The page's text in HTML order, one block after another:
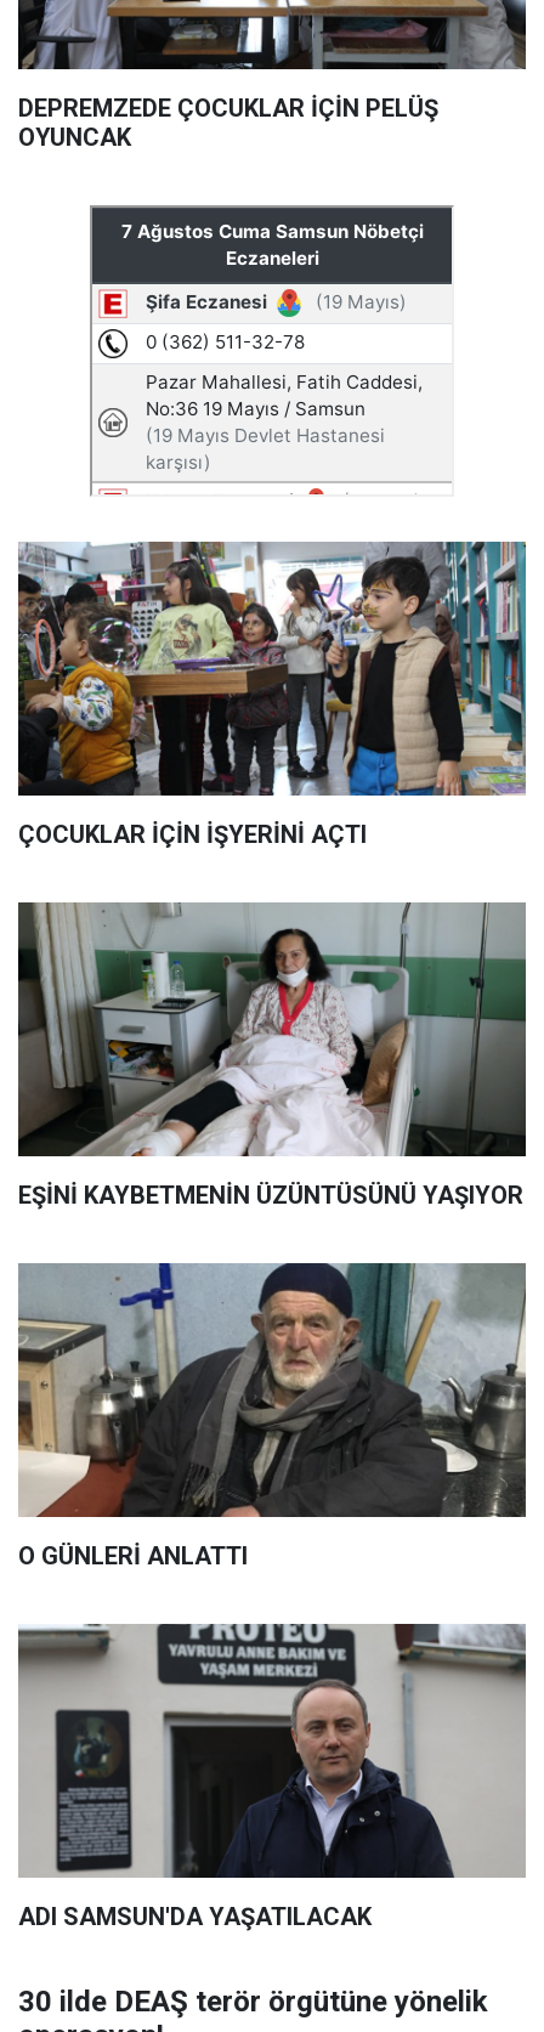
DEPREMZEDE ÇOCUKLAR İÇİN PELÜŞ
OYUNCAK
ÇOCUKLAR İÇİN İŞYERİNİ AÇTI
EŞİNİ KAYBETMENİN ÜZÜNTÜSÜNÜ YAŞIYOR
O GÜNLERİ ANLATTI
ADI SAMSUN'DA YAŞATILACAK
30 ilde DEAŞ terör örgütüne yönelik